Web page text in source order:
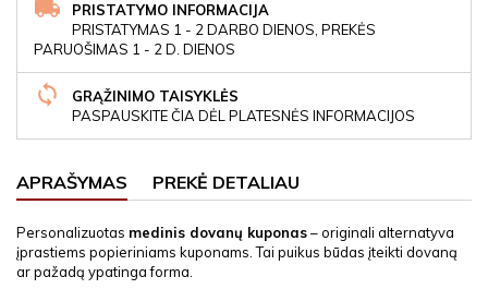
PRISTATYMO INFORMACIJA
PRISTATYMAS 1 - 2 DARBO DIENOS, PREKĖS
PARUOŠIMAS 1 - 2 D. DIENOS
GRĄŽINIMO TAISYKLĖS
PASPAUSKITE ČIA DĖL PLATESNĖS INFORMACIJOS
APRAŠYMAS PREKĖ DETALIAU
Personalizuotas medinis dovanų kuponas– originali alternatyva
įprastiems popieriniams kuponams. Tai puikus būdas įteikti dovaną
ar pažadą ypatinga forma.